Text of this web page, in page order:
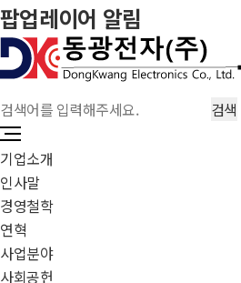
팝업레이어 알림
기업소개
인사말
경영철학
연혁
사업분야
사회공헌